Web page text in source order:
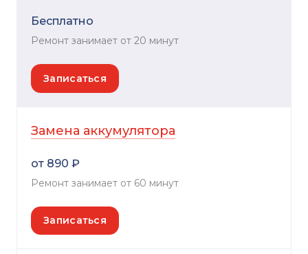
Бесплатно
Ремонт занимает от 20 минут
Записаться
Замена аккумулятора
от 890 ₽
Ремонт занимает от 60 минут
Записаться